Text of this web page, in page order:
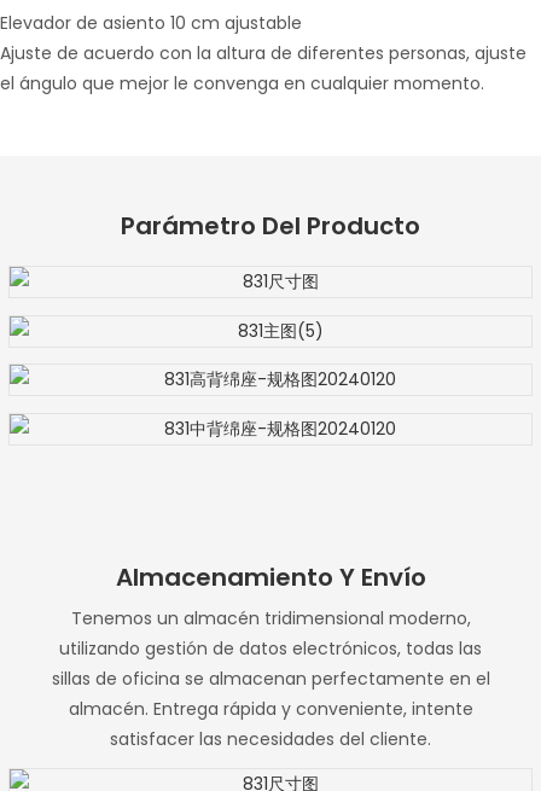
Elevador de asiento 10 cm ajustable
Ajuste de acuerdo con la altura de diferentes personas, ajuste
el ángulo que mejor le convenga en cualquier momento.
Parámetro Del Producto
Almacenamiento Y Envío
Tenemos un almacén tridimensional moderno,
utilizando gestión de datos electrónicos, todas las
sillas de oficina se almacenan perfectamente en el
almacén. Entrega rápida y conveniente, intente
satisfacer las necesidades del cliente.